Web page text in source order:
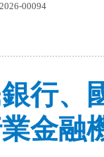
00094
行、
金融